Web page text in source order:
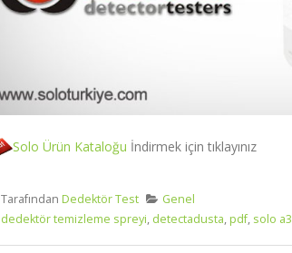
Solo Ürün Kataloğu İndirmek için tıklayınız
Tarafından Dedektör Test
Genel
dedektör temizleme spreyi, detectadusta,pdf, solo a3